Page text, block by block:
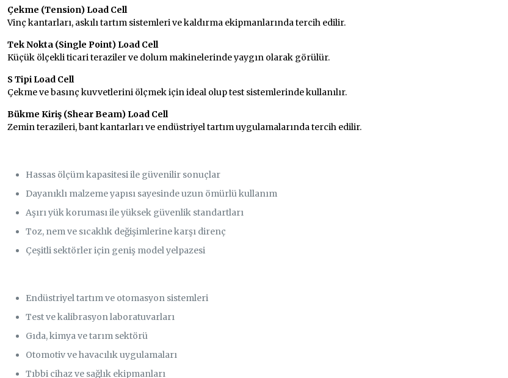
Çekme (Tension) Load Cell
Vinç kantarları, askılı tartım sistemleri ve kaldırma ekipmanlarında tercih edilir.
Tek Nokta (Single Point) Load Cell
Küçük ölçekli ticari teraziler ve dolum makinelerinde yaygın olarak görülür.
S Tipi Load Cell
Çekme ve basınç kuvvetlerini ölçmek için ideal olup test sistemlerinde kullanılır.
Bükme Kiriş (Shear Beam) Load Cell
Zemin terazileri, bant kantarları ve endüstriyel tartım uygulamalarında tercih edilir.
Hassas ölçüm kapasitesi ile güvenilir sonuçlar
Dayanıklı malzeme yapısı sayesinde uzun ömürlü kullanım
Aşırı yük koruması ile yüksek güvenlik standartları
Toz, nem ve sıcaklık değişimlerine karşı direnç
Çeşitli sektörler için geniş model yelpazesi
Endüstriyel tartım ve otomasyon sistemleri
Test ve kalibrasyon laboratuvarları
Gıda, kimya ve tarım sektörü
Otomotiv ve havacılık uygulamaları
Tıbbi cihaz ve sağlık ekipmanları